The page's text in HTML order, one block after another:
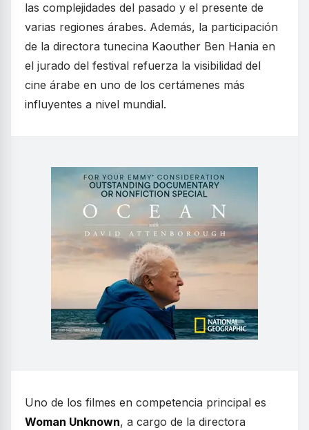
las complejidades del pasado y el presente de
varias regiones árabes. Además, la participación
de la directora tunecina Kaouther Ben Hania en
el jurado del festival refuerza la visibilidad del
cine árabe en uno de los certámenes más
influyentes a nivel mundial.
Uno de los filmes en competencia principal es
Woman Unknown, a cargo de la directora